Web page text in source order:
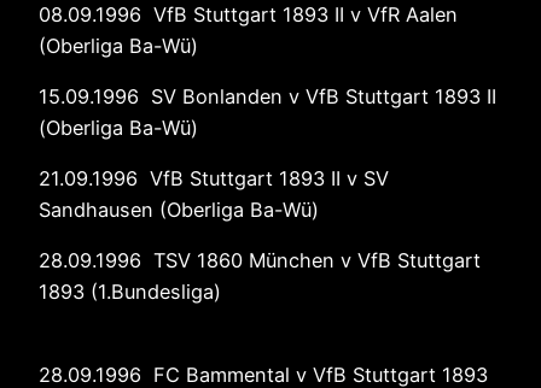
08.09.1996 VfB Stuttgart 1893 II v VfR Aalen
(Oberliga Ba-Wü)
15.09.1996 SV Bonlanden v VfB Stuttgart 1893 II
(Oberliga Ba-Wü)
21.09.1996 VfB Stuttgart 1893 II v SV
Sandhausen (Oberliga Ba-Wü)
28.09.1996 TSV 1860 München v VfB Stuttgart
1893 (1.Bundesliga)
28.09.1996 FC Bammental v VfB Stuttgart 1893